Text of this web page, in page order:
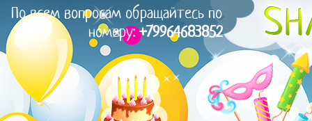
По всем вопросам обращайтесь по
номеру:+79964683852